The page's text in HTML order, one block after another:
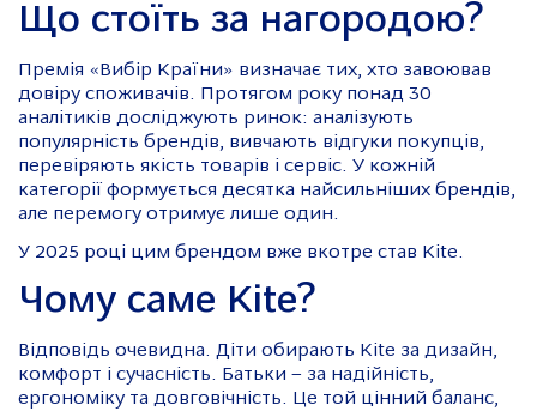
Що стоїть за нагородою?
Премія «Вибір Країни» визначає тих, хто завоював
довіру споживачів. Протягом року понад 30
аналітиків досліджують ринок: аналізують
популярність брендів, вивчають відгуки покупців,
перевіряють якість товарів і сервіс. У кожній
категорії формується десятка найсильніших брендів,
але перемогу отримує лише один.
У 2025 році цим брендом вже вкотре став Kite.
Чому саме Kite?
Відповідь очевидна. Діти обирають Kite за дизайн,
комфорт і сучасність. Батьки – за надійність,
ергономіку та довговічність. Це той цінний баланс,